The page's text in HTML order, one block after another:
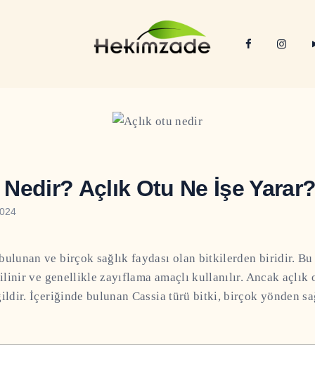
Açlık Otu Ne İşe
ve birçok sağlık faydası olan bitkilerden biridir.
ve genellikle zayıflama amaçlı kullanılır. Ancak açlık
İçeriğinde bulunan Cassia türü bitki, birçok yönden